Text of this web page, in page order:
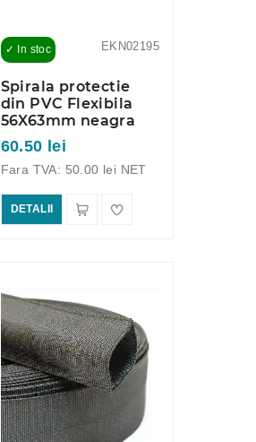
EKN02195
✓ In stoc
Spirala protectie
din PVC Flexibila
56X63mm neagra
60.50 lei
Fara TVA: 50.00 lei NET
DETALII